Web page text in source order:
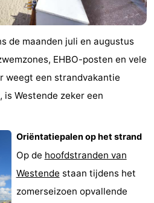
de maanden juli en augustus
EHBO-posten en vele
weegt een strandvakantie
is Westende zeker een
Oriëntatiepalen op het strand
Op de hoofdstranden van
Westende staan tijdens het
zomerseizoen opvallende